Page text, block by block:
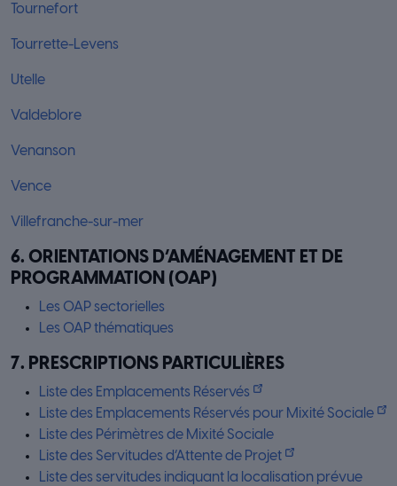
Tournefort
Tourrette-Levens
Utelle
Valdeblore
Venanson
Vence
Villefranche-sur-mer
6. ORIENTATIONS D’AMÉNAGEMENT ET DE
PROGRAMMATION (OAP)
Les OAP sectorielles
Les OAP thématiques
7. PRESCRIPTIONS PARTICULIÈRES
Liste des Emplacements Réservés
Liste des Emplacements Réservés pour Mixité Sociale
Liste des Périmètres de Mixité Sociale
Liste des Servitudes d’Attente de Projet
Liste des servitudes indiquant la localisation prévue